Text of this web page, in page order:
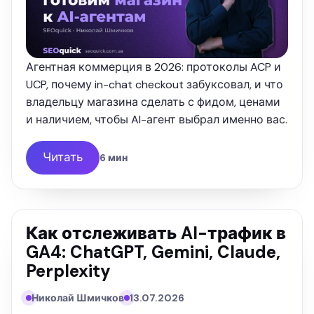
Агентная коммерция в 2026: протоколы ACP и
UCP, почему in-chat checkout забуксовал, и что
владельцу магазина сделать с фидом, ценами
и наличием, чтобы AI-агент выбрал именно вас.
Читать 6 мин
Как отслеживать AI-трафик в
GA4: ChatGPT, Gemini, Claude,
Perplexity
Николай Шмичков 13.07.2026